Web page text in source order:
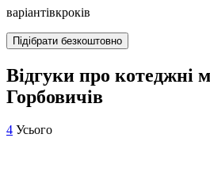
варіантівкроків
Підібрати безкоштовно
Відгуки про котеджні
Горбовичів
4 Усього